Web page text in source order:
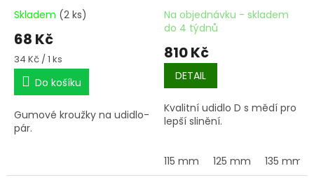
Skladem (2 ks)
68 Kč
Měrná
cena:
34 Kč / 1 ks
Do košíku
Gumové kroužky na udidlo-
pár.
Na objednávku - skladem
do 4 týdnů
810 Kč
DETAIL
Kvalitní udidlo D s mědí pro
lepší slinění.
115 mm 125 mm 135 mm